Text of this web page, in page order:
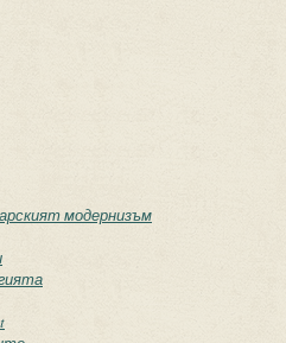
модернизъм